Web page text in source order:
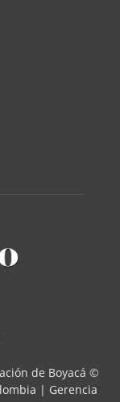
de Boyacá ©
| Gerencia